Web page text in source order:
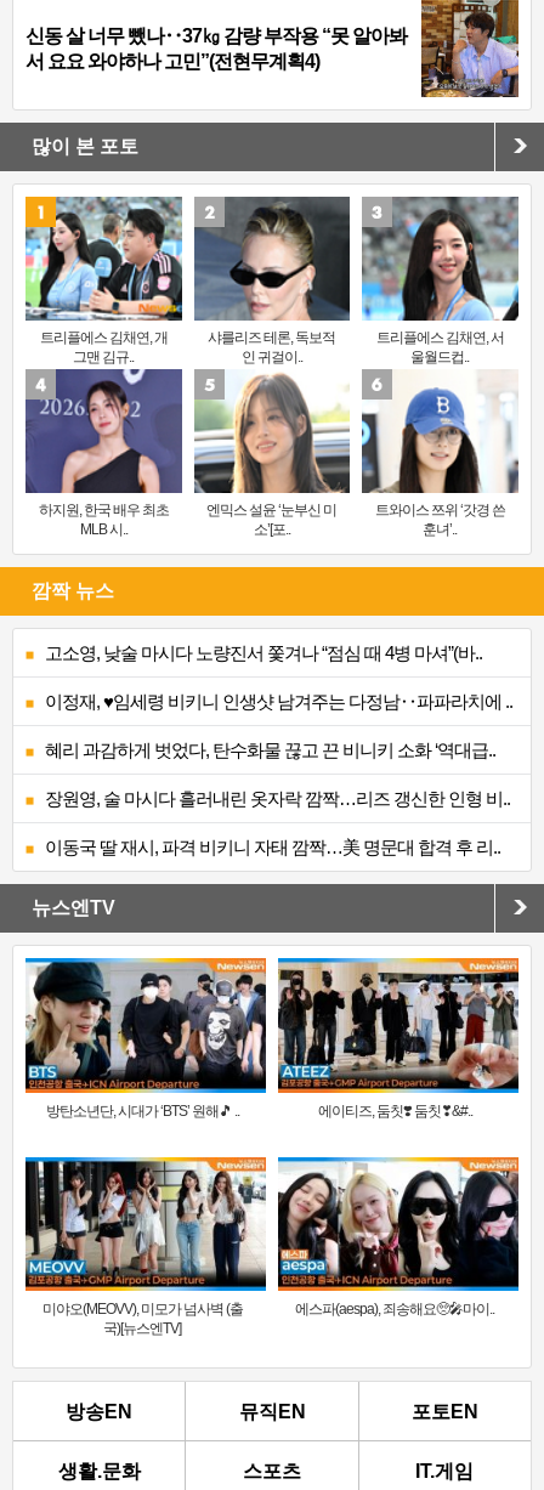
신동 살 너무 뺐나‥37㎏ 감량 부작용 “못 알아봐
서 요요 와야하나 고민”(전현무계획4)
많이 본 포토
트리플에스 김채연, 개
그맨 김규..
샤를리즈 테론, 독보적
인 귀걸이..
트리플에스 김채연, 서
울월드컵..
하지원, 한국 배우 최초
MLB 시..
엔믹스 설윤 ‘눈부신 미
소’[포..
트와이스 쯔위 ‘갓경 쓴
훈녀’..
깜짝 뉴스
고소영, 낮술 마시다 노량진서 쫓겨나 “점심 때 4병 마셔”(바..
이정재, ♥임세령 비키니 인생샷 남겨주는 다정남‥파파라치에 ..
혜리 과감하게 벗었다, 탄수화물 끊고 끈 비니키 소화 ‘역대급..
장원영, 술 마시다 흘러내린 옷자락 깜짝…리즈 갱신한 인형 비..
이동국 딸 재시, 파격 비키니 자태 깜짝…美 명문대 합격 후 리..
뉴스엔TV
방탄소년단, 시대가 ‘BTS’ 원해🎵 .. 에이티즈, 둠칫❣️ 둠칫❣&#..
미야오(MEOVV), 미모가 넘사벽 (출
국)[뉴스엔TV]
에스파(aespa), 죄송해요🥺🎤마이..
방송EN 뮤직EN 포토EN
생활.문화 스포츠 IT.게임